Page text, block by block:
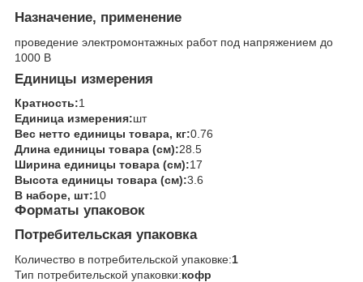
Назначение, применение
проведение электромонтажных работ под напряжением до
1000 В
Единицы измерения
Кратность:1
Единица измерения:шт
Вес нетто единицы товара, кг:0.76
Длина единицы товара (см):28.5
Ширина единицы товара (см):17
Высота единицы товара (см):3.6
В наборе, шт:10
Форматы упаковок
Потребительская упаковка
Количество в потребительской упаковке:1
Тип потребительской упаковки:кофр